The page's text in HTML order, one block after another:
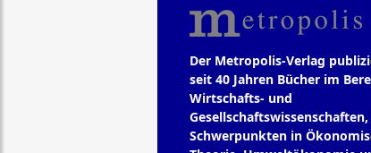
Der Metropolis-Verlag
seit 40 Jahren Bücher im
Wirtschafts- und
Schwerpunkten in